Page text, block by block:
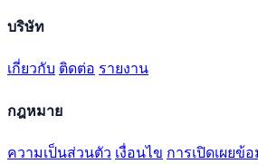
บริษัท
เกี่ยวกับ ติดต่อ รายงาน
กฎหมาย
ความเป็นส่วนตัว เงื่อนไข การเปิดเผยข้